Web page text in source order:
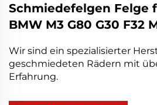
Schmiedefelgen Felge
BMW M3 G80 G30 F32
Wir sind ein spezialisierter
geschmiedeten Rädern mit
Erfahrung.